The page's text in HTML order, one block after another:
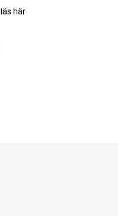
läs här